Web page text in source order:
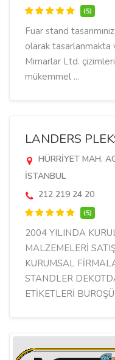
(5)
Fuar stand
olarak tasarlanmakta
Mimarlar Ltd.
mükemmel ...
LANDERS
HÜRRİYET MAH.
İSTANBUL
212 219 24 20
(5)
2004 YILINDA
MALZEMELERİ
KURUMSAL
STANDLER
ETİKETLERİ